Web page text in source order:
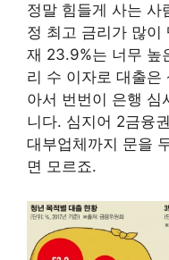
정말 힘들게 사는 사
정 최고 금리가 많이
재 23.9%는 너무 높
리 수 이자로 대출은
아서 번번이 은행 심
니다. 심지어 2금융
대부업체까지 문을
면 모르죠.